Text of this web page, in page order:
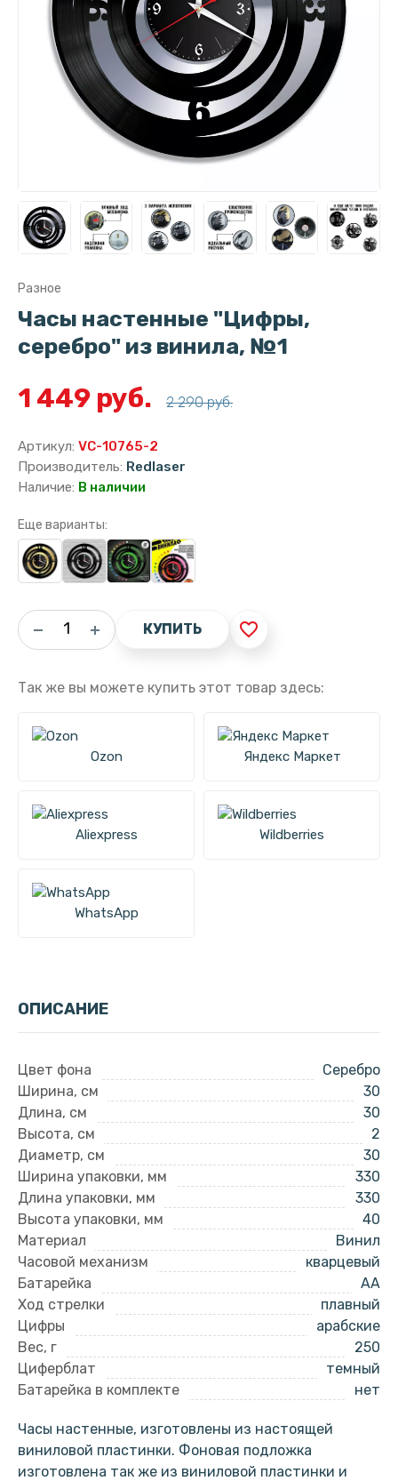
Разное
Часы настенные "Цифры,
серебро" из винила, №1
1 449 руб. 2 290 руб.
Артикул: VC-10765-2
Производитель: Redlaser
Наличие: В наличии
Еще варианты:
КУПИТЬ favorite_border
Так же вы можете купить этот товар здесь:
Ozon Яндекс Маркет
Aliexpress Wildberries
WhatsApp
ОПИСАНИЕ
Цвет фона
Серебро
Ширина, см
30
Длина, см
30
Высота, см
2
Диаметр, см
30
Ширина упаковки, мм
330
Длина упаковки, мм
330
Высота упаковки, мм
40
Материал
Винил
Часовой механизм
кварцевый
Батарейка
AA
Ход стрелки
плавный
Цифры
арабские
Вес, г
250
Циферблат
темный
Батарейка в комплекте
нет
Часы настенные, изготовлены из настоящей
виниловой пластинки. Фоновая подложка
изготовлена так же из виниловой пластинки и